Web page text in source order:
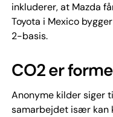
inkluderer, at Mazda
Toyota i Mexico
2-basis.
CO2 er
Anonyme kilder siger
samarbejdet især kan